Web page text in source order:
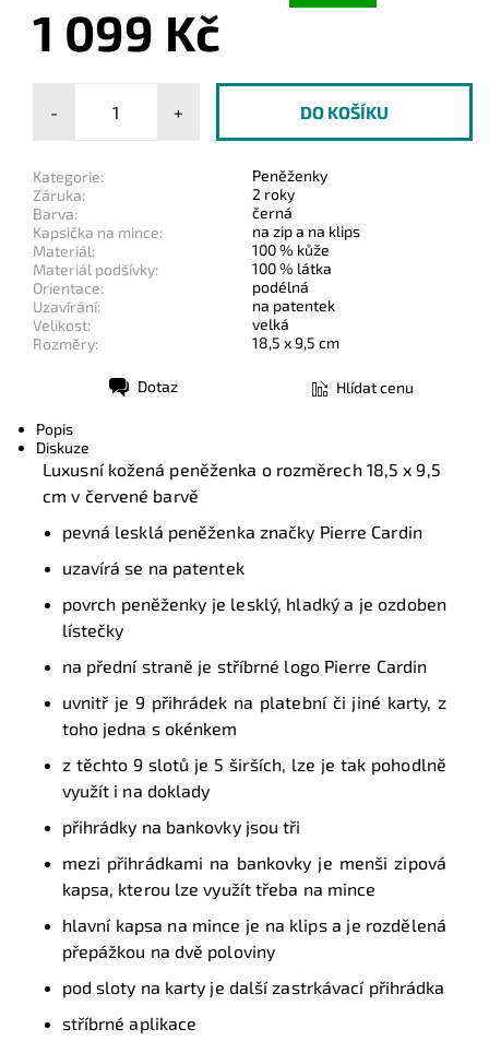
1 099 Kč
- +
Kategorie:
Peněženky
Záruka:
2 roky
Barva:
černá
Kapsička na mince:
na zip a na klips
Materiál:
100 % kůže
Materiál podšívky:
100 % látka
Orientace:
podélná
Uzavírání:
na patentek
Velikost:
velká
Rozměry:
18,5 x 9,5 cm
Dotaz Hlídat cenu
Popis
Diskuze
Luxusní kožená peněženka o rozměrech 18,5 x 9,5
cm v červené barvě
pevná lesklá peněženka značky Pierre Cardin
uzavírá se na patentek
povrch peněženky je lesklý, hladký a je ozdoben
lístečky
na přední straně je stříbrné logo Pierre Cardin
uvnitř je 9 přihrádek na platební či jiné karty, z
toho jedna s okénkem
z těchto 9 slotů je 5 širších, lze je tak pohodlně
využít i na doklady
přihrádky na bankovky jsou tři
mezi přihrádkami na bankovky je menši zipová
kapsa, kterou lze využít třeba na mince
hlavní kapsa na mince je na klips a je rozdělená
přepážkou na dvě poloviny
pod sloty na karty je další zastrkávací přihrádka
stříbrné aplikace